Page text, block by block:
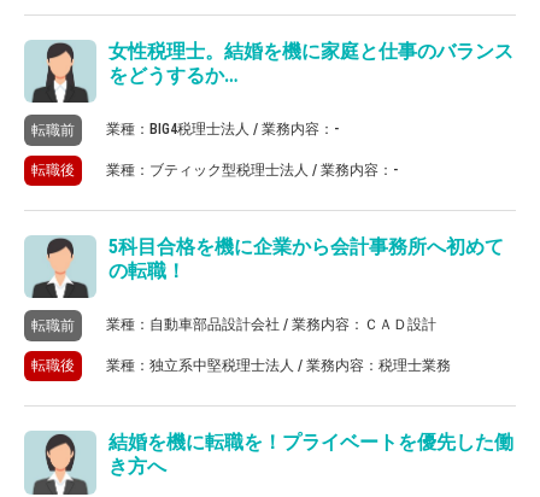
女性税理士。結婚を機に家庭と仕事のバランス
をどうするか…
転職前 業種：BIG4税理士法人 / 業務内容：-
転職後 業種：ブティック型税理士法人 / 業務内容：-
5科目合格を機に企業から会計事務所へ初めて
の転職！
転職前 業種：自動車部品設計会社 / 業務内容：ＣＡＤ設計
転職後 業種：独立系中堅税理士法人 / 業務内容：税理士業務
結婚を機に転職を！プライベートを優先した働
き方へ